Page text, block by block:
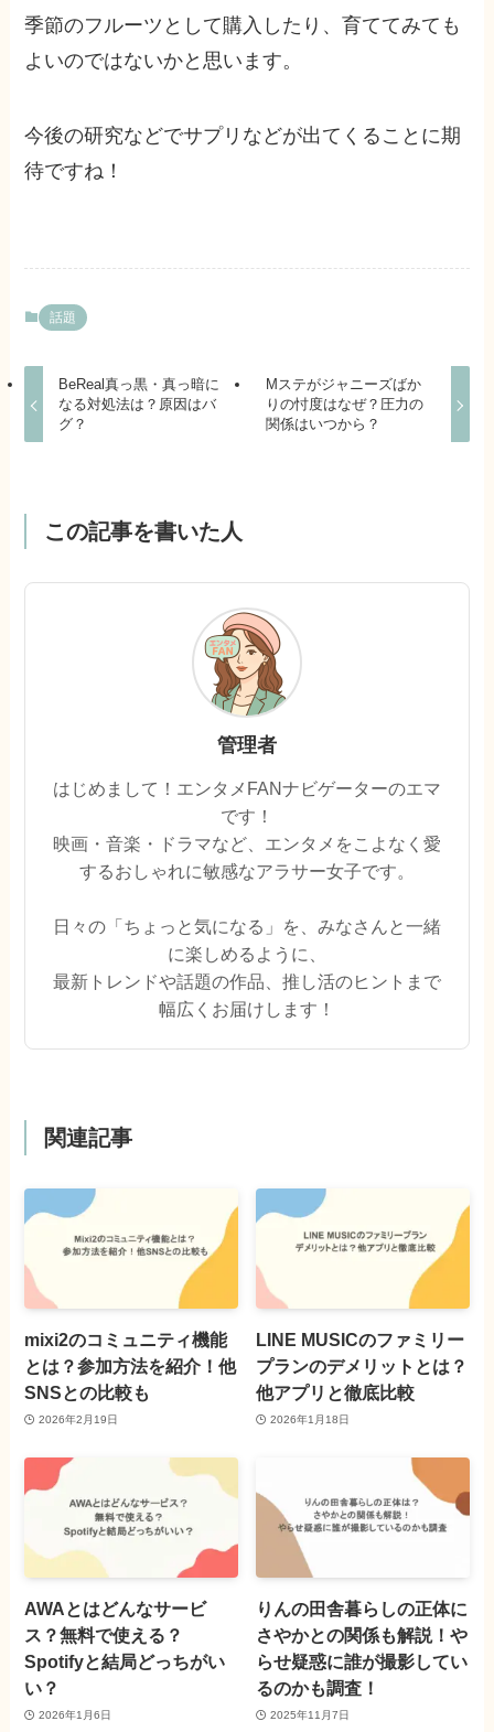
季節のフルーツとして購入したり、育ててみても
よいのではないかと思います。
今後の研究などでサプリなどが出てくることに期
待ですね！
話題
BeReal真っ黒・真っ暗に
なる対処法は？原因はバ
グ？
Mステがジャニーズばか
りの忖度はなぜ？圧力の
関係はいつから？
この記事を書いた人
管理者
はじめまして！エンタメFANナビゲーターのエマ
です！
映画・音楽・ドラマなど、エンタメをこよなく愛
するおしゃれに敏感なアラサー女子です。
日々の「ちょっと気になる」を、みなさんと一緒
に楽しめるように、
最新トレンドや話題の作品、推し活のヒントまで
幅広くお届けします！
関連記事
mixi2のコミュニティ機能
とは？参加方法を紹介！他
SNSとの比較も
2026年2月19日
LINE MUSICのファミリー
プランのデメリットとは？
他アプリと徹底比較
2026年1月18日
AWAとはどんなサービ
ス？無料で使える？
Spotifyと結局どっちがい
い？
2026年1月6日
りんの田舎暮らしの正体に
さやかとの関係も解説！や
らせ疑惑に誰が撮影してい
るのかも調査！
2025年11月7日